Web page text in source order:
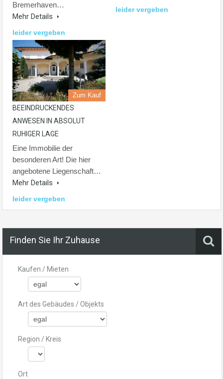
Bremerhaven…
Mehr Details
leider vergeben
leider vergeben
Zum Kauf
BEEINDRUCKENDES
ANWESEN IN ABSOLUT
RUHIGER LAGE
Eine Immobilie der
besonderen Art! Die hier
angebotene Liegenschaft…
Mehr Details
leider vergeben
Finden Sie Ihr Zuhause
Kaufen / Mieten
Art des Gebäudes / Objekts
Region / Kreis
Ort